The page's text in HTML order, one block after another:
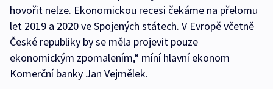
hovořit nelze. Ekonomickou recesi čekáme na přelomu
let 2019 a 2020 ve Spojených státech. V Evropě včetně
České republiky by se měla projevit pouze
ekonomickým zpomalením,“ míní hlavní ekonom
Komerční banky Jan Vejmělek.